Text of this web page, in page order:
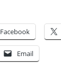
Facebook
Email